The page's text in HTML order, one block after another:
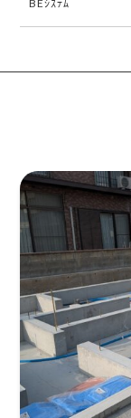
BEｼｽﾃﾑ